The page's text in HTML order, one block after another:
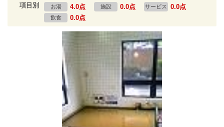
項目別 お湯 4.0点 施設 0.0点 サービス 0.0点
飲食 0.0点